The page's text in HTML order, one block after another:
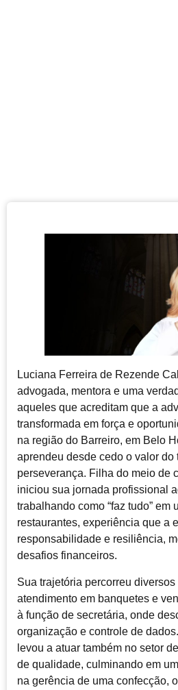
Luciana Ferreira de Rezende
advogada, mentora e uma
aqueles que acreditam que a
transformada em força e
na região do Barreiro, em Belo
aprendeu desde cedo o valor do
perseverança. Filha do meio de
iniciou sua jornada profissional
trabalhando como “faz tudo” em
restaurantes, experiência que a
responsabilidade e resiliência,
desafios financeiros.
Sua trajetória percorreu diversos
atendimento em banquetes e
à função de secretária, onde
organização e controle de
levou a atuar também no setor
de qualidade, culminando em
na gerência de uma confecção,